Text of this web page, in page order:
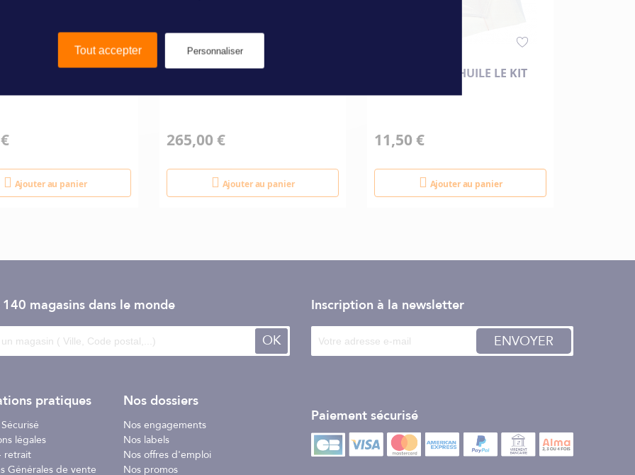
A VIDANGE SERINGUE
Ajouter au panier
POMPE DE TRANSFERT HUILE
265,00 €
Ajouter au panier
ABSORBEUR D'HUILE LE KIT
11,50 €
Ajouter au panier
140 magasins dans le monde
OK
pratiques
légales
retrait
Générales de vente
Nos dossiers
Nos engagements
Nos labels
Nos offres d'emploi
Nos promos
Inscription à la newsletter
ENVOYER
Paiement sécurisé
Tout accepter Personnaliser